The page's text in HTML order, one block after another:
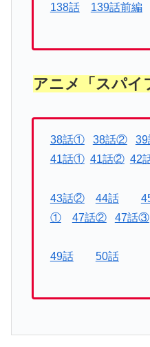
138話
139話前編
アニメ「スパイ
38話① 38話②
41話① 41話② 42
43話② 44話
①
47話② 47話③
49話 50話